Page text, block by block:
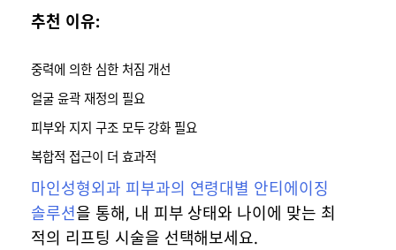
추천 이유:
중력에 의한 심한 처짐 개선
얼굴 윤곽 재정의 필요
피부와 지지 구조 모두 강화 필요
복합적 접근이 더 효과적
마인성형외과 피부과의 연령대별 안티에이징
솔루션을 통해, 내 피부 상태와 나이에 맞는 최
적의 리프팅 시술을 선택해보세요.